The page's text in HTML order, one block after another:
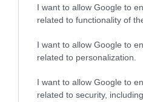
I want to allow Google to
related to functionality of
I want to allow Google to
related to personalization.
I want to allow Google to
related to security,
Erre futja 40 millióból a